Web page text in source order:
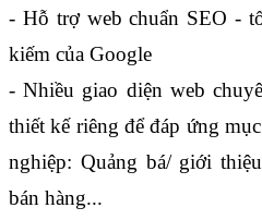
- Hỗ trợ web chuẩn SEO -
kiếm của Google
- Nhiều giao diện web
thiết kế riêng để đáp ứng
nghiệp: Quảng bá/ giới
bán hàng...